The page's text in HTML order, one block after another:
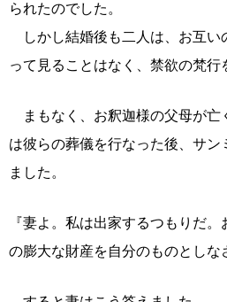
られたのでした。
しかし結婚後も二人は、お互い
って見ることはなく、禁欲の梵行
まもなく、お釈迦様の父母が亡
は彼らの葬儀を行なった後、サン
ました。
『妻よ。私は出家するつもりだ
の膨大な財産を自分のものとしな